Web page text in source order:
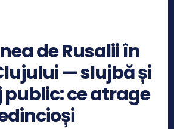
de Rusalii în
— slujbă și
ce atrage